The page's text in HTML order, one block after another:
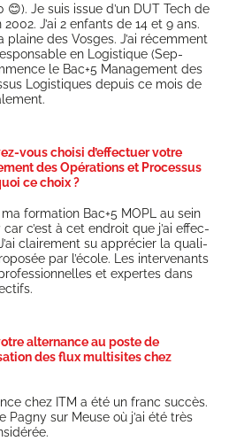
😊). Je suis issue d’un DUT Tech de
J’ai 2 enfants de 14 et 9 ans.
plaine des Vosges. J’ai récem­ment
en Logis­tique (Sep­
le Bac+5 Mana­ge­ment des
Logis­tiques depuis ce mois de
vous choisi d’effectuer votre
des Opérations et Processus
ce choix ?
ma for­ma­tion Bac+5 MOPL au sein
car c’est à cet endroit que j’ai effec­
clai­re­ment su appré­cier la qua­li­
par l’école. Les inter­ve­nants
et expertes dans
alternance au poste de
des flux multisites chez
chez ITM a été un franc suc­cès.
Pagny sur Meuse où j’ai été très